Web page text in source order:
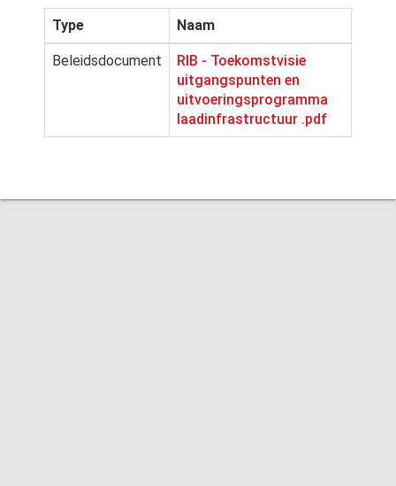
Type Naam
Beleidsdocument
RIB - Toekomstvisie
uitgangspunten en
uitvoeringsprogramma
laadinfrastructuur .pdf